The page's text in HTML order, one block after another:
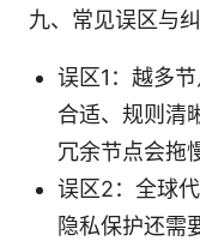
九、常见误区与
误区1：越多
合适、规则清
冗余节点会拖
误区2：全球
隐私保护还需